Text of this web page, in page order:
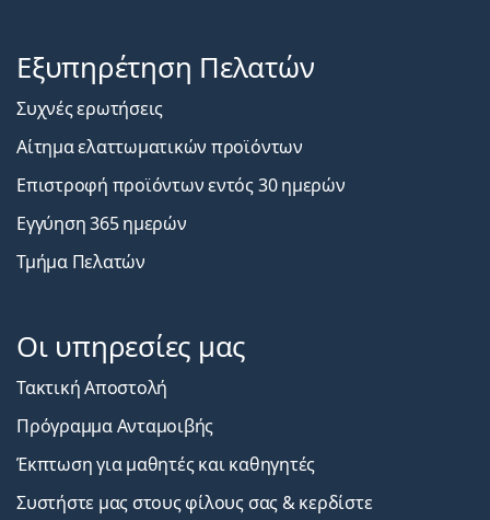
Εξυπηρέτηση Πελατών
Συχνές ερωτήσεις
Αίτημα ελαττωματικών προϊόντων
Επιστροφή προϊόντων εντός 30 ημερών
Εγγύηση 365 ημερών
Τμήμα Πελατών
Οι υπηρεσίες μας
Τακτική Αποστολή
Πρόγραμμα Ανταμοιβής
Έκπτωση για μαθητές και καθηγητές
Συστήστε μας στους φίλους σας & κερδίστε